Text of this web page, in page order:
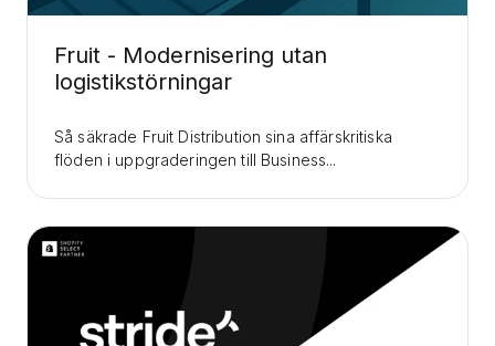
Fruit - Modernisering utan
logistikstörningar
Så säkrade Fruit Distribution sina affärskritiska
flöden i uppgraderingen till Business...